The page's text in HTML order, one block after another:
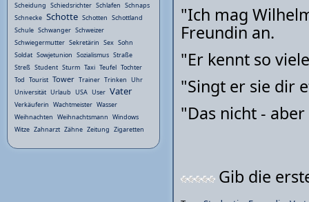
"Ich mag
Freundin an.
"Er kennt so
"Singt er sie dir
"Das nicht -
Gib die
Scheidung Schiedsrichter Schlafen Schnaps
Schnecke Schotte Schotten Schottland
Schule Schwanger Schweizer
Schwiegermutter Sekretärin Sex Sohn
Soldat Sowjetunion Sozialismus Straße
Streß Student Sturm Taxi Teufel Tochter
Tod Tourist Tower Trainer Trinken Uhr
Universität Urlaub USA User Vater
Verkäuferin Wachtmeister Wasser
Weihnachten Weihnachtsmann Windows
Witze Zahnarzt Zähne Zeitung Zigaretten